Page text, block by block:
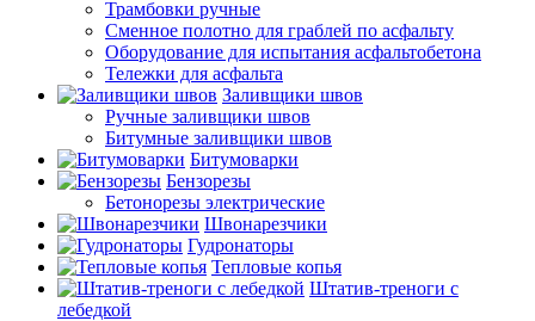
Трамбовки ручные
Сменное полотно для граблей по асфальту
Оборудование для испытания асфальтобетона
Тележки для асфальта
Заливщики швов
Ручные заливщики швов
Битумные заливщики швов
Битумоварки
Бензорезы
Бетонорезы электрические
Швонарезчики
Гудронаторы
Тепловые копья
Штатив-треноги с
лебедкой